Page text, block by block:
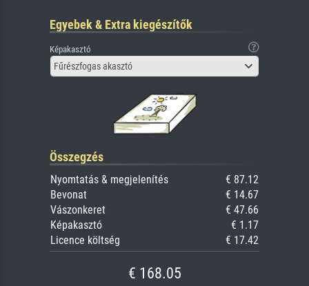
Egyebek & Extra kiegészítők
Képakasztó
Fűrészfogas akasztó
Összegzés
Nyomtatás & megjelenítés
€ 87.12
Bevonat
€ 14.67
Vászonkeret
€ 47.66
Képakasztó
€ 1.17
Licence költség
€ 17.42
€ 168.05